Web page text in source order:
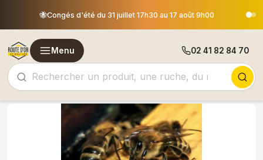
au 17 août 9h00 🐝
Les commandes passées après le
expédiées le 18
Menu 02 41 82 84 70